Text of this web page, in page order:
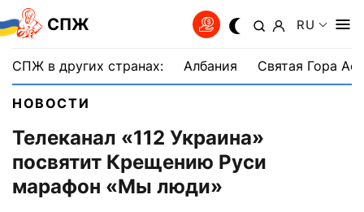
СПЖ RU
СПЖ в других странах: Албания Святая Гора
НОВОСТИ
Телеканал «112 Украина»
посвятит Крещению Руси
марафон «Мы люди»